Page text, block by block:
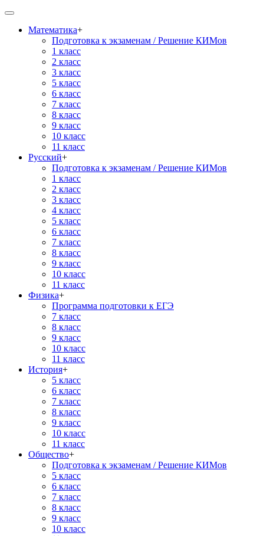
Математика+
Подготовка к экзаменам / Решение КИМов
1 класс
2 класс
3 класс
5 класс
6 класс
7 класс
8 класс
9 класс
10 класс
11 класс
Русский+
Подготовка к экзаменам / Решение КИМов
1 класс
2 класс
3 класс
4 класс
5 класс
6 класс
7 класс
8 класс
9 класс
10 класс
11 класс
Физика+
Программа подготовки к ЕГЭ
7 класс
8 класс
9 класс
10 класс
11 класс
История+
5 класс
6 класс
7 класс
8 класс
9 класс
10 класс
11 класс
Общество+
Подготовка к экзаменам / Решение КИМов
5 класс
6 класс
7 класс
8 класс
9 класс
10 класс